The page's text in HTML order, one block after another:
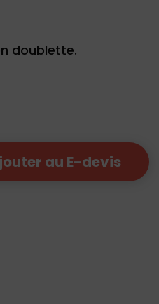
doublette.
au E-devis